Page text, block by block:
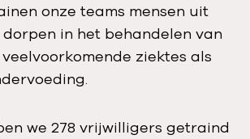
onze teams mensen uit
in het behandelen van
ziektes als
we 278 vrijwilligers getraind